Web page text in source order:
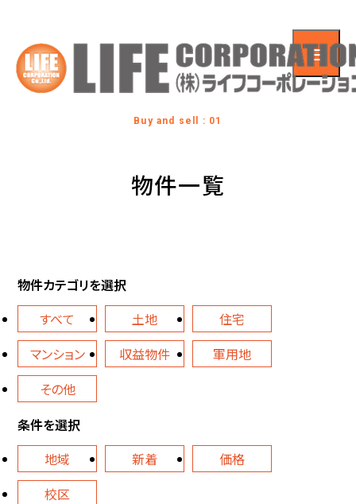
Buy and sell : 01
物件一覧
物件カテゴリを選択
すべて
土地
住宅
マンション
収益物件
軍用地
その他
条件を選択
地域
新着
価格
校区